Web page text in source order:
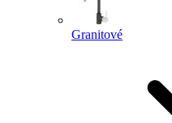
Granitové